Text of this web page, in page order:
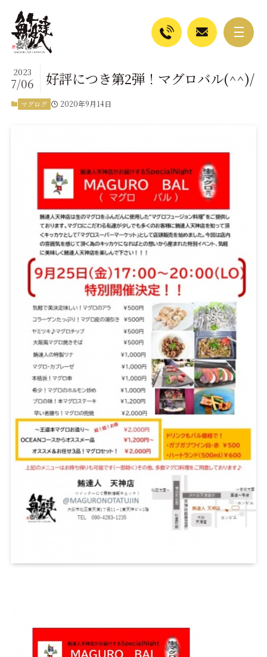
好評につき第2弾！マグロバル(^^)/
2023
7/06
マグログ 2020年9月14日